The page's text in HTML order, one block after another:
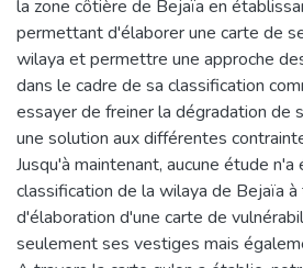
la zone côtière de Bejaïa en
permettant d'élaborer une carte de
wilaya et permettre une approche
dans le cadre de sa classification
essayer de freiner la dégradation de
une solution aux différentes
Jusqu'à maintenant, aucune étude
classification de la wilaya de Bejaïa
d'élaboration d'une carte de
seulement ses vestiges mais